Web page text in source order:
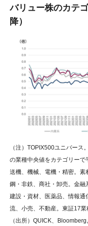
バリュー株のカテ
降）
（注）TOPIX500ユニバー
の業種中央値をカテゴリー
送機、機械、電機・精密。
鋼・非鉄、商社・卸売。金融
建設・資材、医薬品、情報
流、小売、不動産。東証17業
（出所）QUICK、